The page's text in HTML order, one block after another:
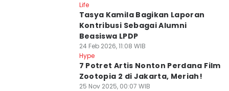
Life
Tasya Kamila Bagikan Laporan
Kontribusi Sebagai Alumni
Beasiswa LPDP
24 Feb 2026, 11:08 WIB
Hype
7 Potret Artis Nonton Perdana Film
Zootopia 2 di Jakarta, Meriah!
25 Nov 2025, 00:07 WIB